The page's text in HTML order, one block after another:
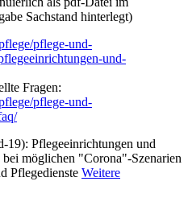
Sachstand hinterlegt)
pflege-und-
und-
Fragen:
pflege-und-
Pflegeeinrichtungen und
möglichen "Corona"-Szenarien
Pflegedienste Weitere